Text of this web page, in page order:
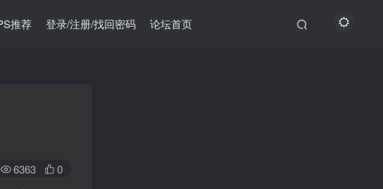
推荐 登录/注册/找回密码 论坛首页
6363 0